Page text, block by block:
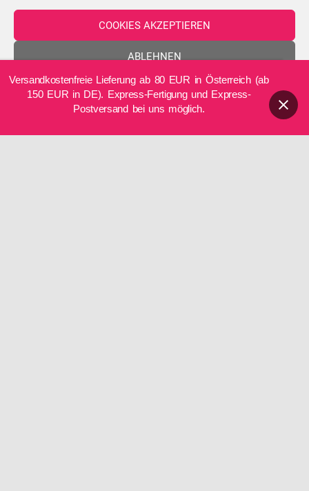
COOKIES AKZEPTIEREN
ABLEHNEN
EINSTELLUNGEN ANZEIGEN
Datenschutzerklärung
n
n
a
c
ÖFFNUNGSZEITEN - nach vorheriger
Terminvereinbarung!
Versandkostenfreie Lieferung ab 80 EUR in Österreich (ab
150 EUR in DE). Express-Fertigung und Express-
Postversand bei uns möglich.